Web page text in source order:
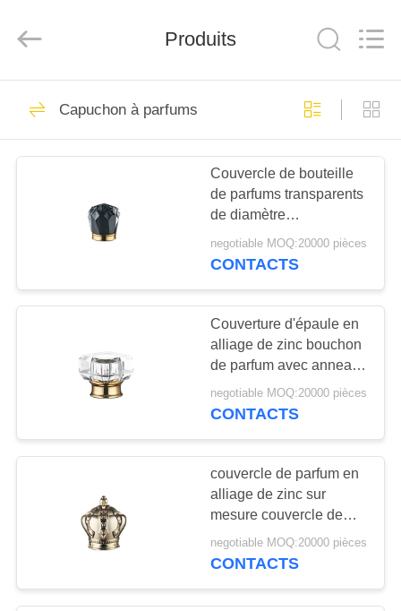
MAISON
PRODUITS
VIDÉOS
SPECTACLE
PROPOS
DE
NOUS
VISITE
L'USINE
Rights
petit pain vide sur
des bouteilles de
parfum
122
Bouteilles de
parfums en verre
vides
168
Flacons compte-
gouttes d'huile
essentielle
84
Produits
Capuchon à parfums
Couvercle de bouteille
de parfums transparents
de diamètre
personnalisable Variété
de 18-35 mm Cap de
negotiable MOQ:20000 pièces
CONTACTS
Couverture d'épaule en
alliage de zinc bouchon
de parfum avec anneau
d'étanchéité en silicone
intégré pour la
negotiable MOQ:20000 pièces
CONTACTS
couvercle de parfum en
alliage de zinc sur
mesure couvercle de
parfum de luxe OEM 30
jours de livraison
negotiable MOQ:20000 pièces
CONTACTS